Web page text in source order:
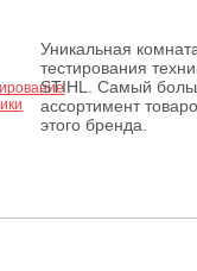
Уникальная
тестирования
STIHL. Самый
ассортимент
этого бренда.